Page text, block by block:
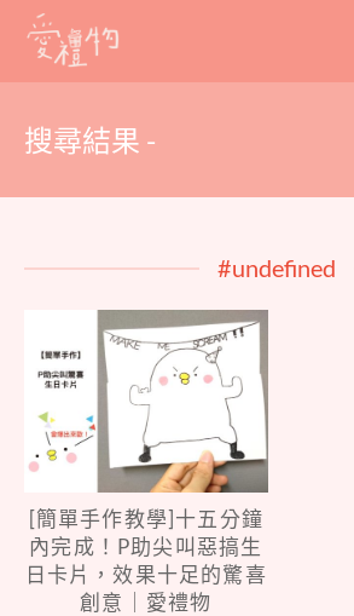
Skip
搜尋結果 -
#undefined
[簡單手作教學]十五分鐘
內完成！P助尖叫惡搞生
日卡片，效果十足的驚喜
創意｜愛禮物